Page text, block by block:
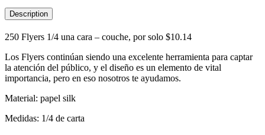
quantity
Description
250 Flyers 1/4 una cara – couche, por solo $10.14
Los Flyers continúan siendo una excelente herramienta para captar
la atención del público, y el diseño es un elemento de vital
importancia, pero en eso nosotros te ayudamos.
Material: papel silk
Medidas: 1/4 de carta